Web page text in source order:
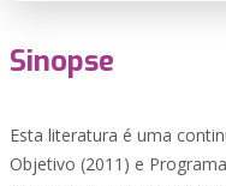
Sinopse
Esta literatura é uma
Objetivo (2011) e